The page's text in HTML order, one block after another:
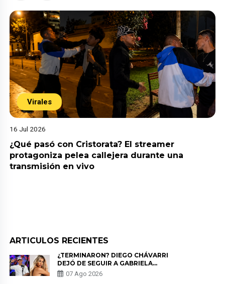
Virales
16 Jul 2026
¿Qué pasó con Cristorata? El streamer
protagoniza pelea callejera durante una
transmisión en vivo
ARTICULOS RECIENTES
¿TERMINARON? DIEGO CHÁVARRI
DEJÓ DE SEGUIR A GABRIELA
HERRERA Y ANUNCIA SU SALIDA
DE PÓDCAST
07 Ago 2026